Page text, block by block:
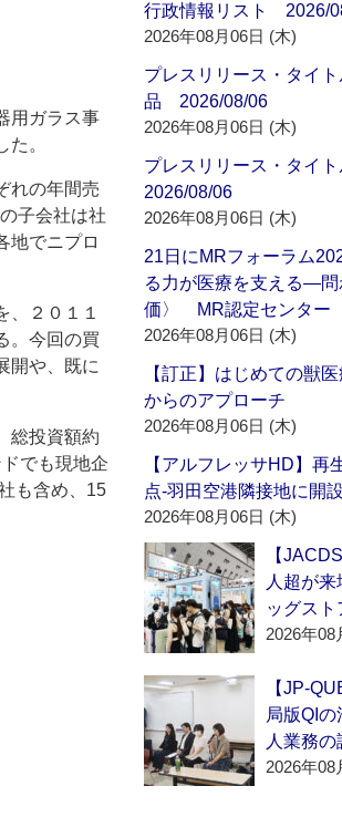
用ガラス事
。
れの年間売
子会社は社
地でニプロ
２０１１
。今回の買
開や、既に
総投資額約
でも現地企
も含め、15
行政情報リスト 2026/
2026年08月06日 (木)
プレスリリース・タイ
品 2026/08/06
2026年08月06日 (木)
プレスリリース・タイ
2026/08/06
2026年08月06日 (木)
21日にMRフォーラム
る力が医療を支える―
価〉 MR認定センター
2026年08月06日 (木)
【訂正】はじめての獣
からのアプローチ
2026年08月06日 (木)
【アルフレッサHD】再
点‐羽田空港隣接地に開設
2026年08月06日 (木)
【
人超が来
ッグスト
2026年08
【JP-
局版QIの
人業務の
2026年08